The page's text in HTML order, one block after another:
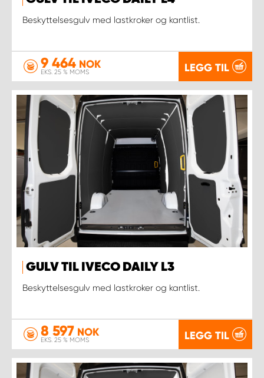
Beskyttelsesgulv med lastkroker og kantlist.
9 464 NOK
EKS. 25 % MOMS LEGG TIL
GULV TIL IVECO DAILY L3
Beskyttelsesgulv med lastkroker og kantlist.
8 597 NOK
EKS. 25 % MOMS LEGG TIL